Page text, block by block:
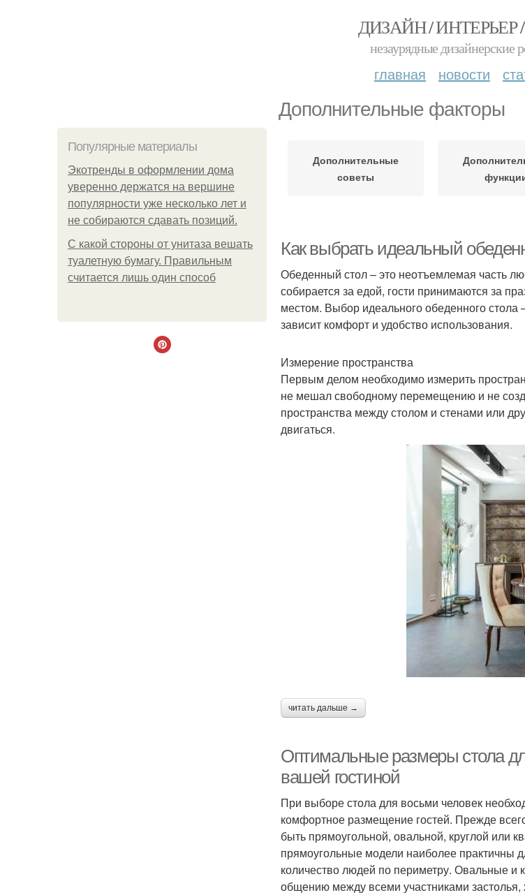
ДИЗАЙН / ИНТЕРЬЕР
незаурядные дизайнерские
главная новости
Дополнительные факторы
Популярные материалы
Экотренды в оформлении дома
уверенно держатся на вершине
популярности уже несколько лет и
не собираются сдавать позиций.
С какой стороны от унитаза вешать
туалетную бумагу. Правильным
считается лишь один способ
Дополнительные
советы
Как выбрать идеальный
Обеденный стол – это неотъемлемая часть
собирается за едой, гости принимаются за
местом. Выбор идеального обеденного стола
зависит комфорт и удобство использования.
Измерение пространства
Первым делом необходимо измерить
не мешал свободному перемещению и не
пространства между столом и стенами или
двигаться.
читать дальше →
Оптимальные размеры стола
вашей гостиной
При выборе стола для восьми человек
комфортное размещение гостей. Прежде
быть прямоугольной, овальной, круглой или
прямоугольные модели наиболее практичны
количество людей по периметру. Овальные и
общению между всеми участниками